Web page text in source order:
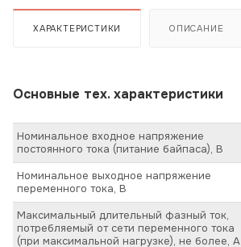
ХАРАКТЕРИСТИКИ ОПИСАНИЕ
Основные тех. характеристики
Номинальное входное напряжение
постоянного тока (питание байпаса), В
Номинальное выходное напряжение
переменного тока, В
Максимальный длительный фазный ток,
потребляемый от сети переменного тока
(при максимальной нагрузке), не более, А